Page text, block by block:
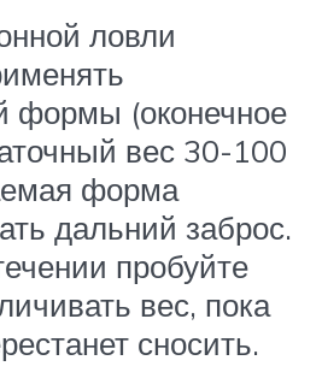
ловли
формы (оконечное
вес 30-100
форма
дальний заброс.
пробуйте
вес, пока
сносить.